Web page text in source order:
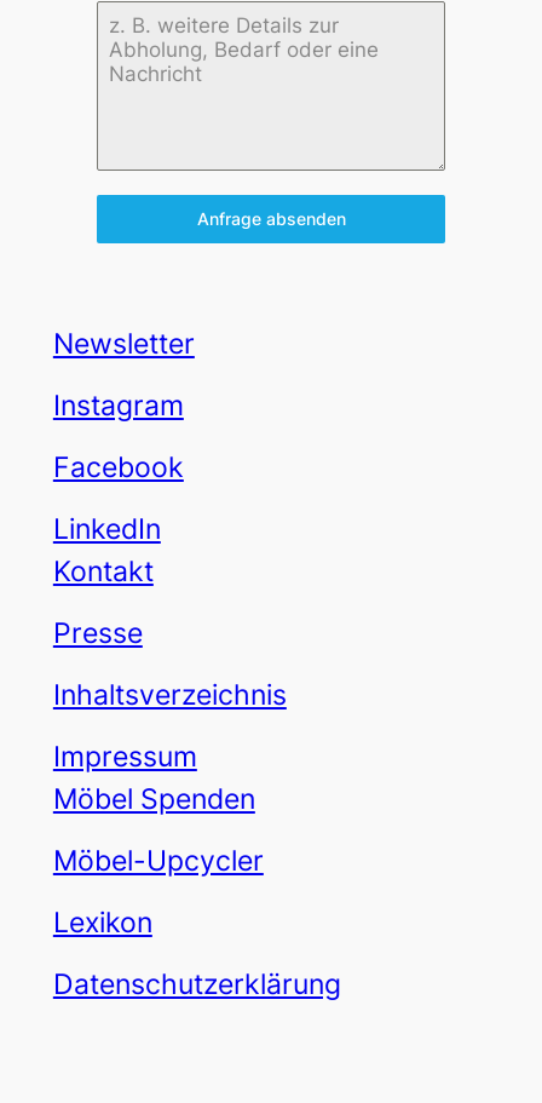
Anfrage absenden
Newsletter
Instagram
Facebook
LinkedIn
Kontakt
Presse
Inhaltsverzeichnis
Impressum
Möbel Spenden
Möbel-Upcycler
Lexikon
Datenschutzerklärung